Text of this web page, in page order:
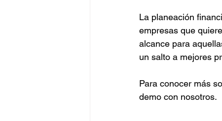
La planeación
empresas que
alcance para
un salto a mejores
Para conocer más
demo con nosotros.